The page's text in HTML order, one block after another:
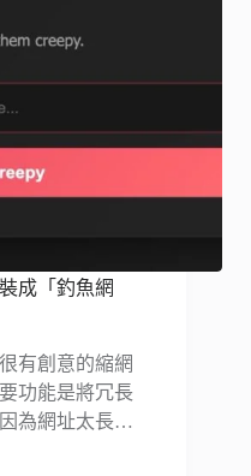
成「釣魚網
有創意的縮網
功能是將冗長
為網址太長…